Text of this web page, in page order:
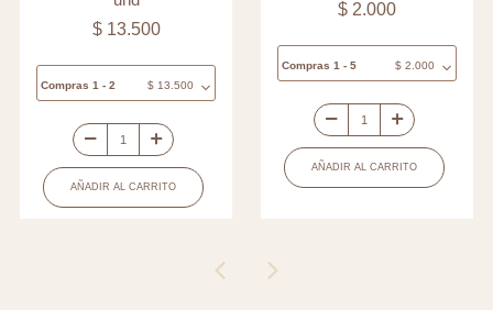
$13.500
Compras 1 - 2 $13.500
Medalla
covergold
ovalada
AÑADIR AL CARRITO
$ 2.000
Compras 1 - 5 $2.000
Separador
vidrio
pez
AÑADIR AL CARRITO